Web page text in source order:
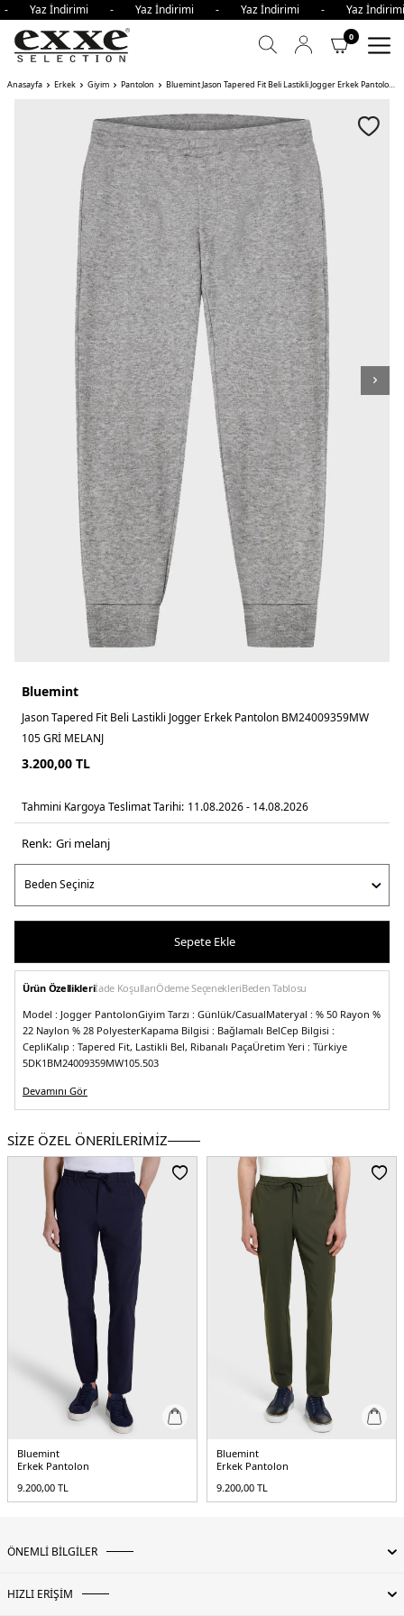
Yaz İndirimi - Yaz İndirimi - Yaz İndirimi - Yaz
0
Anasayfa Erkek Giyim Pantolon Bluemint Jason Tapered Fit Beli Lastikli Jogger Erkek Pantolon GRİ MELANJ
Bluemint
Jason Tapered Fit Beli Lastikli Jogger Erkek Pantolon BM24009359MW
105 GRİ MELANJ
3.200,00 TL
Tahmini Kargoya Teslimat Tarihi: 11.08.2026 - 14.08.2026
Renk: gri̇ melanj
Sepete Ekle
Ürün Özellikleriİade KoşullarıÖdeme SeçenekleriBeden Tablosu
Model : Jogger PantolonGiyim Tarzı : Günlük/CasualMateryal : % 50 Rayon %
22 Naylon % 28 PolyesterKapama Bilgisi : Bağlamalı BelCep Bilgisi :
CepliKalıp : Tapered Fit, Lastikli Bel, Ribanalı PaçaÜretim Yeri : Türkiye
5DK1BM24009359MW105.503
Devamını Gör
SİZE ÖZEL ÖNERİLERİMİZ
Bluemint
Erkek Pantolon
9.200,00 TL
Bluemint
Erkek Pantolon
9.200,00 TL
ÖNEMLİ BİLGİLER
HIZLI ERİŞİM